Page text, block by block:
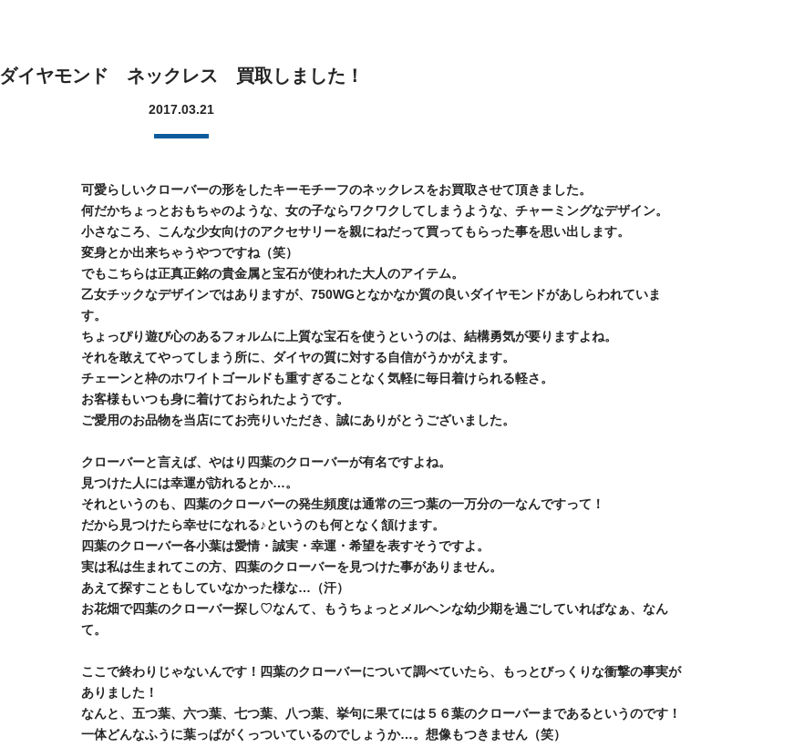
ダイヤモンド ネックレス 買取しました！
2017.03.21
可愛らしいクローバーの形をしたキーモチーフのネックレスをお買取させて頂きました。
何だかちょっとおもちゃのような、女の子ならワクワクしてしまうような、チャーミングなデザイン。
小さなころ、こんな少女向けのアクセサリーを親にねだって買ってもらった事を思い出します。
変身とか出来ちゃうやつですね（笑）
でもこちらは正真正銘の貴金属と宝石が使われた大人のアイテム。
乙女チックなデザインではありますが、750WGとなかなか質の良いダイヤモンドがあしらわれていま
す。
ちょっぴり遊び心のあるフォルムに上質な宝石を使うというのは、結構勇気が要りますよね。
それを敢えてやってしまう所に、ダイヤの質に対する自信がうかがえます。
チェーンと枠のホワイトゴールドも重すぎることなく気軽に毎日着けられる軽さ。
お客様もいつも身に着けておられたようです。
ご愛用のお品物を当店にてお売りいただき、誠にありがとうございました。
クローバーと言えば、やはり四葉のクローバーが有名ですよね。
見つけた人には幸運が訪れるとか…。
それというのも、四葉のクローバーの発生頻度は通常の三つ葉の一万分の一なんですって！
だから見つけたら幸せになれる♪というのも何となく頷けます。
四葉のクローバー各小葉は愛情・誠実・幸運・希望を表すそうですよ。
実は私は生まれてこの方、四葉のクローバーを見つけた事がありません。
あえて探すこともしていなかった様な…（汗）
お花畑で四葉のクローバー探し♡なんて、もうちょっとメルヘンな幼少期を過ごしていればなぁ、なん
て。
ここで終わりじゃないんです！四葉のクローバーについて調べていたら、もっとびっくりな衝撃の事実が
ありました！
なんと、五つ葉、六つ葉、七つ葉、八つ葉、挙句に果てには５６葉のクローバーまであるというのです！
一体どんなふうに葉っぱがくっついているのでしょうか…。想像もつきません（笑）